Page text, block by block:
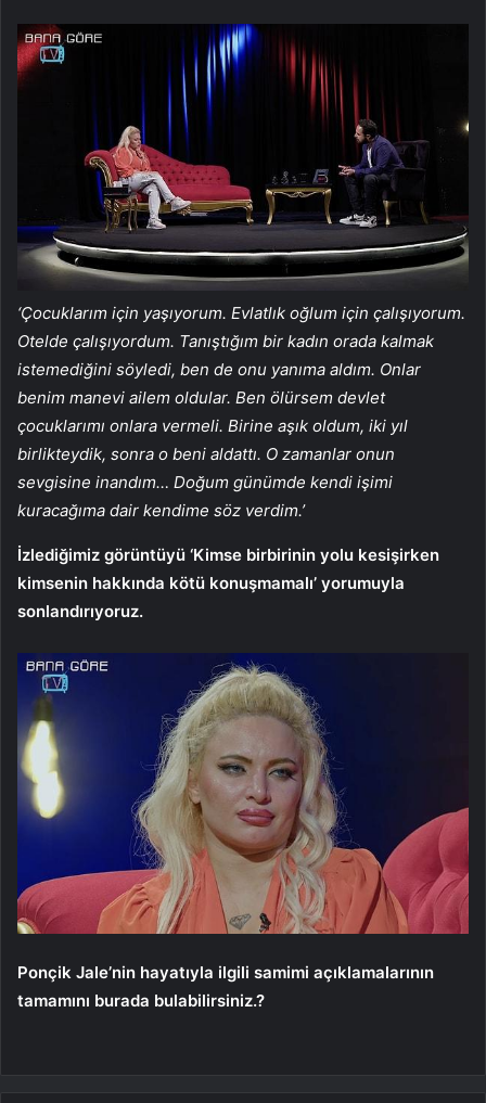
‘Çocuklarım için yaşıyorum. Evlatlık oğlum için çalışıyorum.
Otelde çalışıyordum. Tanıştığım bir kadın orada kalmak
istemediğini söyledi, ben de onu yanıma aldım. Onlar
benim manevi ailem oldular. Ben ölürsem devlet
çocuklarımı onlara vermeli. Birine aşık oldum, iki yıl
birlikteydik, sonra o beni aldattı. O zamanlar onun
sevgisine inandım… Doğum günümde kendi işimi
kuracağıma dair kendime söz verdim.’
İzlediğimiz görüntüyü ‘Kimse birbirinin yolu kesişirken
kimsenin hakkında kötü konuşmamalı’ yorumuyla
sonlandırıyoruz.
Ponçik Jale’nin hayatıyla ilgili samimi açıklamalarının
tamamını burada bulabilirsiniz.?